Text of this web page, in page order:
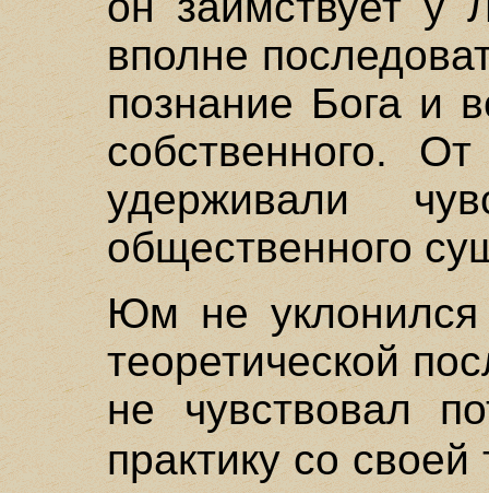
вполне
познание Бога и
собственного.
удерживали
общественного
Юм не уклонился
теоретической
не чувствовал
практику со